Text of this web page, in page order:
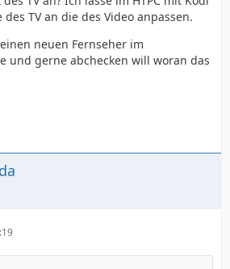
TV an die des Video anpassen.
neuen Fernseher im
und gerne abchecken will woran das